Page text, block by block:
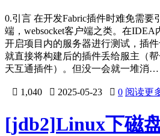
0.引言 在开发Fabric插件时难免需要
端，websocket客户端之类。在
开启项目内的服务器进行测试，插
就直接将构建后的插件丢给服主（
天互通插件）。但没一会就一堆消…
 1,040  2025-05-23  0 阅读更
[jdb2]Linux下磁